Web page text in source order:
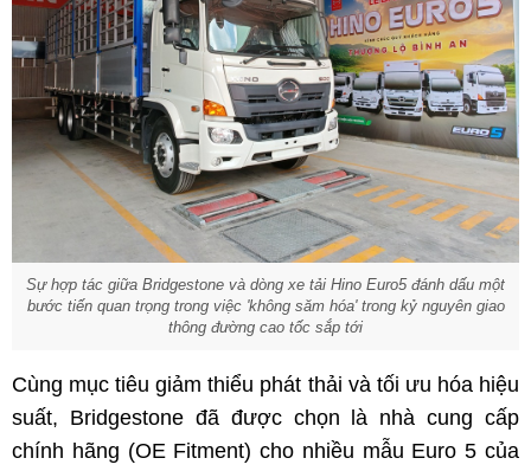
Sự hợp tác giữa Bridgestone và dòng xe tải Hino Euro5 đánh dấu một
bước tiến quan trọng trong việc 'không săm hóa' trong kỷ nguyên giao
thông đường cao tốc sắp tới
Cùng mục tiêu giảm thiểu phát thải và tối ưu hóa hiệu
suất, Bridgestone đã được chọn là nhà cung cấp
chính hãng (OE Fitment) cho nhiều mẫu Euro 5 của